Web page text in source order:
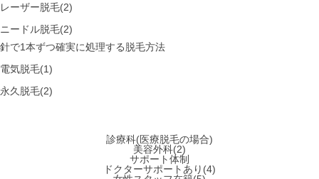
レーザー脱毛(2)
ニードル脱毛(2)
針で1本ずつ確実に処理する脱毛方法
電気脱毛(1)
永久脱毛(2)
診療科(医療脱毛の場合)
美容外科(2)
サポート体制
ドクターサポートあり(4)